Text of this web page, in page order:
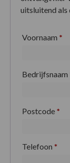
uitsluitend als
Voornaam *
Bedrijfsnaam
Postcode *
Telefoon *